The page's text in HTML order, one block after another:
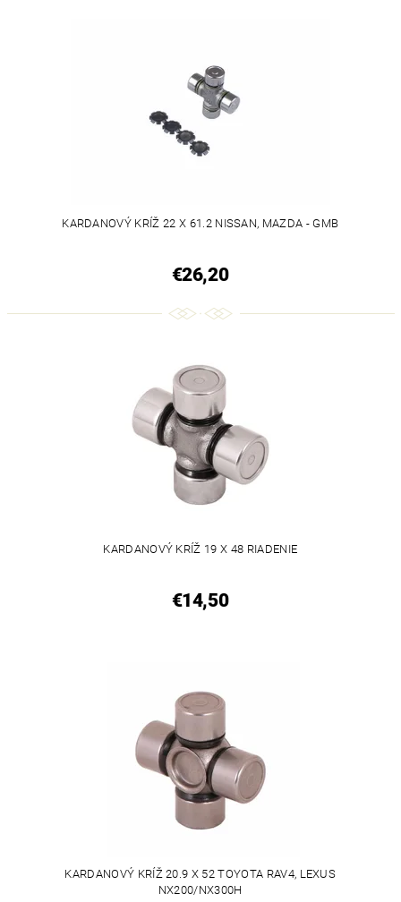
KARDANOVÝ KRÍŽ 22 X 61.2 NISSAN, MAZDA - GMB
€26,20
KARDANOVÝ KRÍŽ 19 X 48 RIADENIE
€14,50
KARDANOVÝ KRÍŽ 20.9 X 52 TOYOTA RAV4, LEXUS
NX200/NX300H